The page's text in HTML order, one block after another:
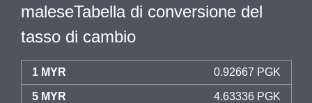
maleseTabella di conversione del
tasso di cambio
1 MYR 0.92667 PGK
5 MYR 4.63336 PGK